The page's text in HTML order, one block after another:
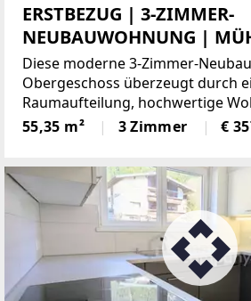
ERSTBEZUG | 3-ZIMMER-
NEUBAUWOHNUNG |
LOBAU | BALKON |
Diese moderne 3-Zimmer-
Obergeschoss überzeugt durch
Raumaufteilung, hochwertige
eine attraktive Lage in begehrter
22. Wiener Gemeindebezirk. Der
55,35 m² 3 Zimmer €